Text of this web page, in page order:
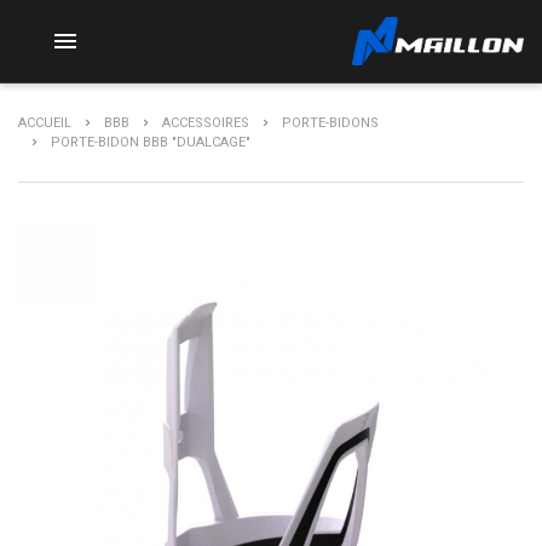

ACCUEIL BBB ACCESSOIRES
PORTE-BIDONS
PORTE-BIDON BBB "DUALCAGE"